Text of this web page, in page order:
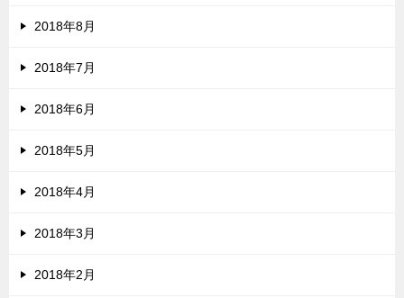
2018年8月
2018年7月
2018年6月
2018年5月
2018年4月
2018年3月
2018年2月